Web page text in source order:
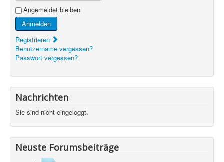
Angemeldet bleiben
Anmelden
Registrieren
Benutzername vergessen?
Passwort vergessen?
Nachrichten
Sie sind nicht eingeloggt.
Neuste Forumsbeiträge